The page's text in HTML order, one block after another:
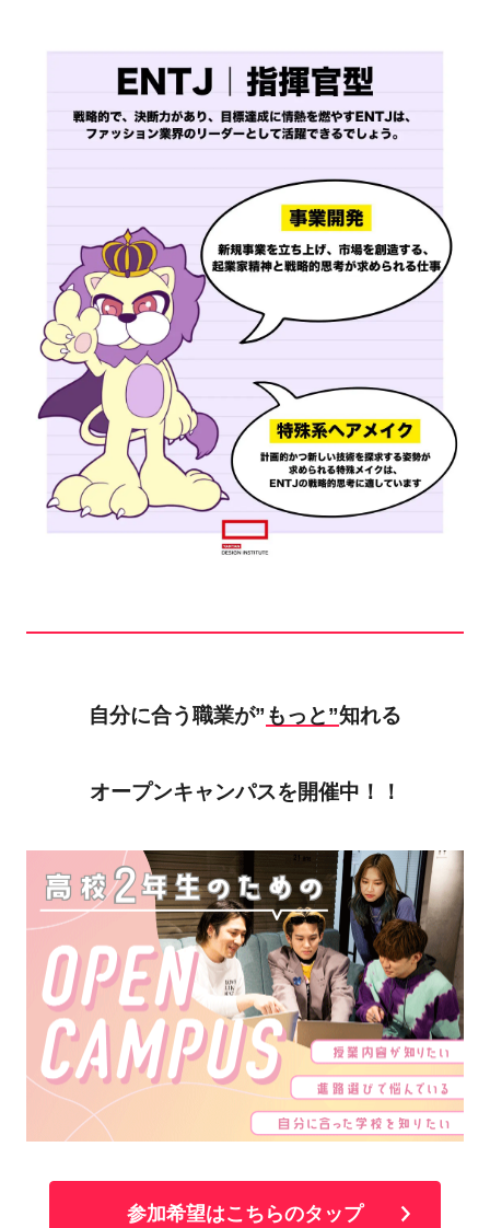
自分に合う職業が” もっと”知れる
オープンキャンパスを開催中！！
参加希望はこちらのタップ